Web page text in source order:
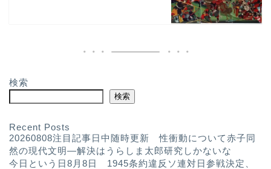
検索
検索
Recent Posts
20260808注目記事日中随時更新 性衝動について赤子同
然の現代文明—解決はうらしま太郎研究しかないな
今日という日8月8日 1945条約違反ソ連対日参戦決定、